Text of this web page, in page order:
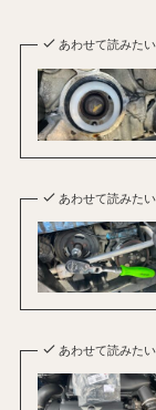
あわせて読みたい
あわせて読みたい
あわせて読みたい